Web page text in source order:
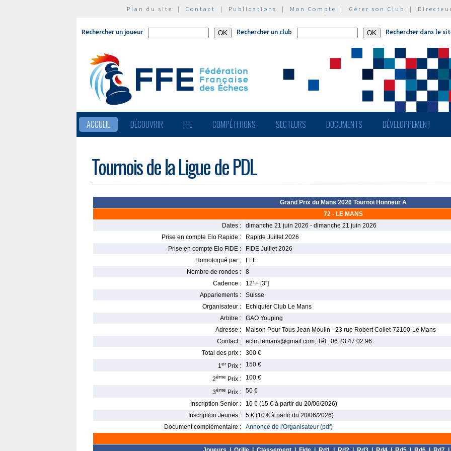
Plan du site | Contact | Publications | Mon Compte | Gérer son Club |
Rechercher un joueur Rechercher un club Rechercher dans le
ACCUEIL DÉCOUVRIR FFE COMPÉTITIONS SECTEURS DOCUMENTS DÉVELOPPEMENT
Tournois de la Ligue de PDL
Grand Prix du Mans 2026 Tournoi Honneur A
72 - LE MANS
Dates :
dimanche 21 juin 2026 - dimanche 21 juin 2026
Prise en compte Elo Rapide :
Rapide Juillet 2026
Prise en compte Elo FIDE :
FIDE Juillet 2026
Homologué par :
FFE
Nombre de rondes :
8
Cadence :
12' + [3'']
Appariements :
Suisse
Organisateur :
Echiquier Club Le Mans
Arbitre :
GAO Youping
Adresse :
Maison Pour Tous Jean Moulin - 23 rue Robert Collet-72100-Le Mans
Contact :
eclm.lemans@gmail.com, Tél : 06 23 47 02 96
Total des prix :
300 €
1er Prix : 150 €
2ème Prix : 100 €
3ème Prix :
50 €
Inscription Senior :
10 € (15 € à partir du 20/06/2026)
Inscription Jeunes :
5 € (10 € à partir du 20/06/2026)
Document complémentaire :
Annonce de l'Organisateur (pdf)